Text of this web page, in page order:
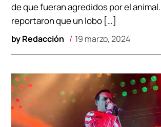
byRedacción 19 marzo, 2024
de que fueran agredidos por el
reportaron que un lobo […]